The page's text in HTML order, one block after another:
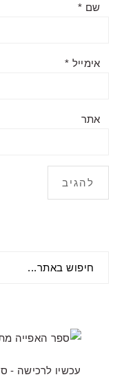
שם *
אימייל *
אתר
SIDEBAR
עכשיו לרכישה -